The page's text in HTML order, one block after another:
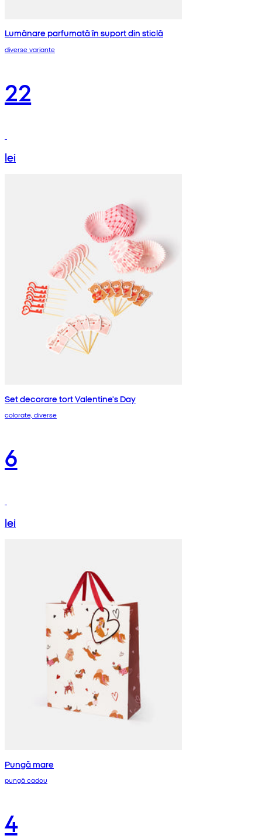
Lumânare parfumată în suport din sticlă
diverse variante
22
lei
Set decorare tort Valentine's Day
colorate, diverse
6
lei
Pungă mare
pungă cadou
4